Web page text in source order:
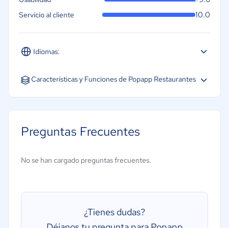
Idiomas:
Español
Servicio al cliente 10.0
Características y Funciones de Popapp Restaurantes
Preguntas Frecuentes
No se han cargado preguntas frecuentes.
¿Tienes dudas?